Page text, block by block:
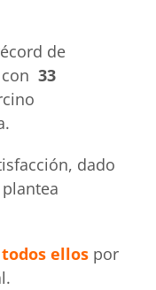
de
33
dado
ellos por